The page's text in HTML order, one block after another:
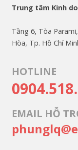
Trung tâm Kinh
Tầng 6, Tòa
Hòa, Tp. Hồ Chí
HOTLINE
EMAIL HỖ